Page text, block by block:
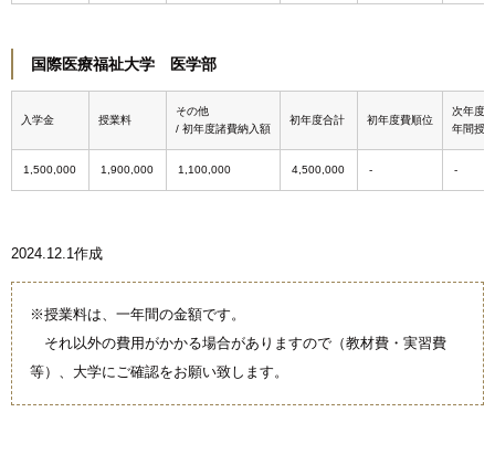
国際医療福祉大学 医学部
入学金 授業料
その他
/ 初年度諸費納入額
初年度合計 初年度費順位
次年度
年間授
1,500,000 1,900,000 1,100,000 4,500,000
2024.12.1作成
※授業料は、一年間の金額です。
それ以外の費用がかかる場合がありますので（教材費・実習費
等）、大学にご確認をお願い致します。